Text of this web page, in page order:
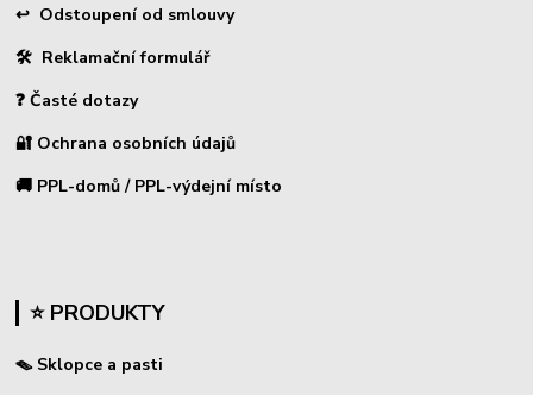
↩ Odstoupení od smlouvy
🛠 Reklamační formulář
❓ Časté dotazy
🔐 Ochrana osobních údajů
🚚 PPL-domů / PPL-výdejní místo
⭐ PRODUKTY
🪤 Sklopce a pasti